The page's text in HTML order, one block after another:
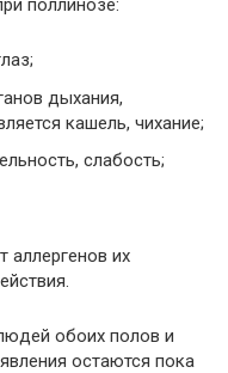
дыхания,
кашель, чихание;
слабость;
аллергенов их
обоих полов и
остаются пока